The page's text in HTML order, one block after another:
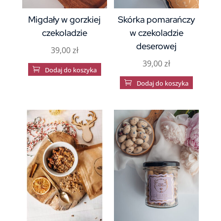
Migdały w gorzkiej
czekoladzie
39,00zł
 Dodaj do koszyka
Skórka pomarańczy
w czekoladzie
deserowej
39,00zł
 Dodaj do koszyka